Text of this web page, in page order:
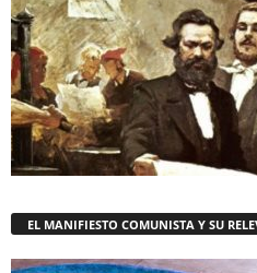
EL MANIFIESTO COMUNISTA Y SU